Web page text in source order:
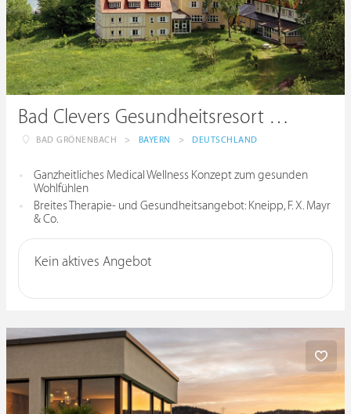
Bad Clevers Gesundheitsresort & SPA
BAD GRÖNENBACH > BAYERN > DEUTSCHLAND
Ganzheitliches Medical Wellness Konzept zum gesunden
Wohlfühlen
Breites Therapie- und Gesundheitsangebot: Kneipp, F. X. Mayr
& Co.
Kein aktives Angebot